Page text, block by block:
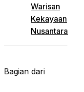
Warisan
Kekayaan
Nusantara
Bagian dari